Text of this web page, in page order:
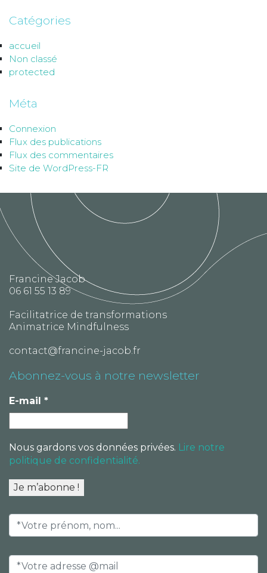
Catégories
accueil
Non classé
protected
Méta
Connexion
Flux des publications
Flux des commentaires
Site de WordPress-FR
Francine Jacob
06 61 55 13 89
Facilitatrice de transformations
Animatrice Mindfulness
contact@francine-jacob.fr
Abonnez-vous à notre newsletter
E-mail *
Nous gardons vos données privées. Lire notre
politique de confidentialité.